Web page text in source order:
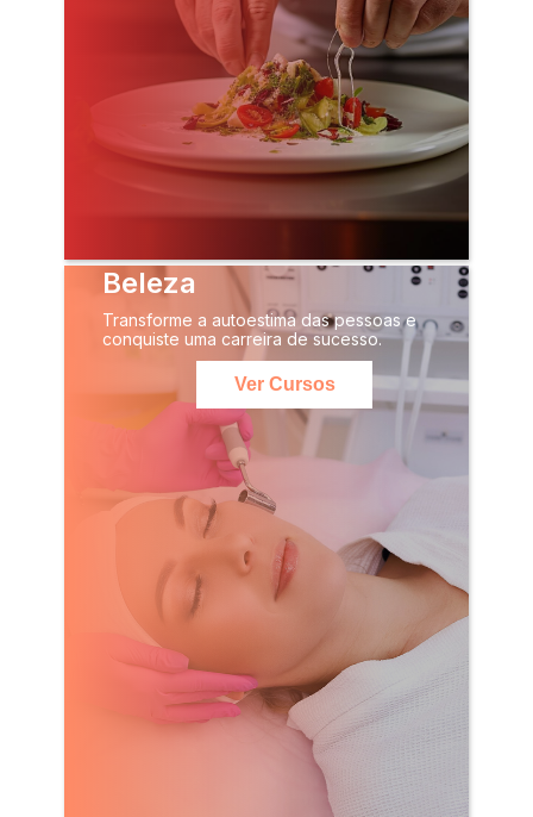
Beleza
Transforme a autoestima das pessoas e
conquiste uma carreira de sucesso.
Ver Cursos